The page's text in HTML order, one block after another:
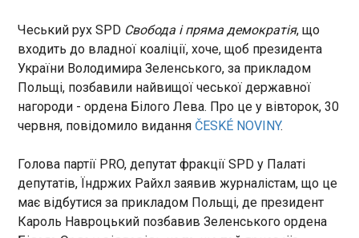
ЧИТАТЬ
Сирський назвав критерій перелому на
фронті
01:25:24
однак, про перелом ситуації наразі не йдеться.
Він настане тоді, коли ЗСУ почнуть звільняти
території по 20 км на добу. Про це
головнокомандуючий ЗСУ Олександр
Сирський сказав в інтерв'ю ТСН у вівторок, 30
ЧИТАТЬ
Чеський рух SPD Свобода і пряма демократія, що
входить до владної коаліції, хоче, щоб президента
України Володимира Зеленського, за прикладом
Польщі, позбавили найвищої чеської державної
нагороди - ордена Білого Лева. Про це у вівторок, 30
червня, повідомило видання ČESKÉ NOVINY.
Голова партії PRO, депутат фракції SPD у Палаті
депутатів, Їндржих Райхл заявив журналістам, що це
має відбутися за прикладом Польщі, де президент
Кароль Навроцький позбавив Зеленського ордена